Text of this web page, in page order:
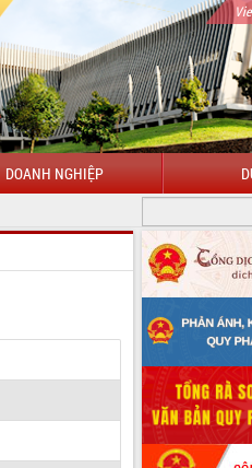
DOANH NGHIỆP
CHÀO MỪNG ĐẾN VỚI CỔNG THÔNG